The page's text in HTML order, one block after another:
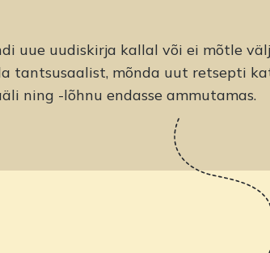
uue uudiskirja kallal või ei mõtle
tantsusaalist, mõnda uut retsepti
ning -lõhnu endasse ammutamas.